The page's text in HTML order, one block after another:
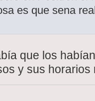
es que sena
que los
y sus horarios